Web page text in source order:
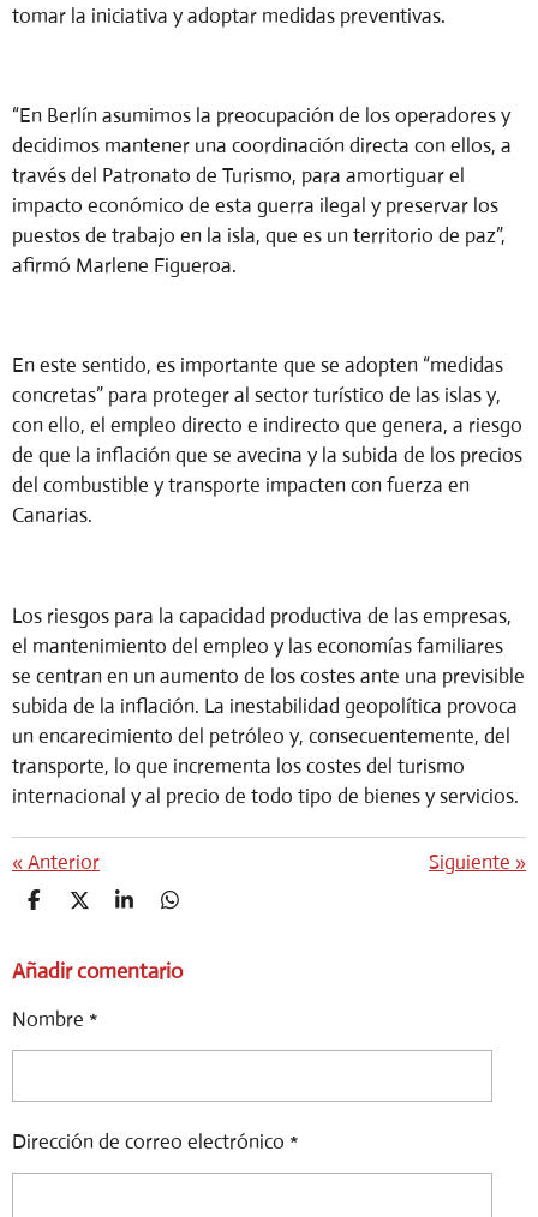
tomar la iniciativa y adoptar medidas preventivas.
“En Berlín asumimos la preocupación de los operadores y
decidimos mantener una coordinación directa con ellos, a
través del Patronato de Turismo, para amortiguar el
impacto económico de esta guerra ilegal y preservar los
puestos de trabajo en la isla, que es un territorio de paz”,
afirmó Marlene Figueroa.
En este sentido, es importante que se adopten “medidas
concretas” para proteger al sector turístico de las islas y,
con ello, el empleo directo e indirecto que genera, a riesgo
de que la inflación que se avecina y la subida de los precios
del combustible y transporte impacten con fuerza en
Canarias.
Los riesgos para la capacidad productiva de las empresas,
el mantenimiento del empleo y las economías familiares
se centran en un aumento de los costes ante una previsible
subida de la inflación. La inestabilidad geopolítica provoca
un encarecimiento del petróleo y, consecuentemente, del
transporte, lo que incrementa los costes del turismo
internacional y al precio de todo tipo de bienes y servicios.
«Anterior Siguiente »
C
P
R
T
I
C
P
R
T
I
C
P
I
C
P
I
Añadir comentario
Nombre *
Dirección de correo electrónico *